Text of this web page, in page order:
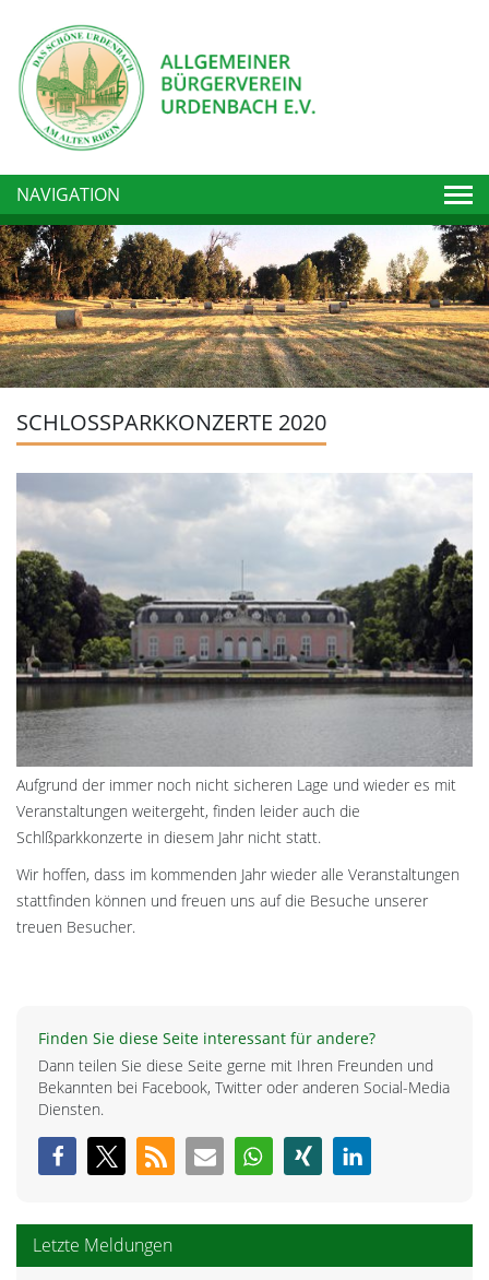
NAVIGATION
SCHLOSSPARKKONZERTE 2020
Aufgrund der immer noch nicht sicheren Lage und wieder es mit
Veranstaltungen weitergeht, finden leider auch die
Schlßparkkonzerte in diesem Jahr nicht statt.
Wir hoffen, dass im kommenden Jahr wieder alle Veranstaltungen
stattfinden können und freuen uns auf die Besuche unserer
treuen Besucher.
Finden Sie diese Seite interessant für andere?
Dann teilen Sie diese Seite gerne mit Ihren Freunden und
Bekannten bei Facebook, Twitter oder anderen Social-Media
Diensten.
Letzte Meldungen